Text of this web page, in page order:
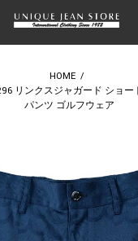
HOME /
リンクスジャガード ショ
パンツ ゴルフウェア